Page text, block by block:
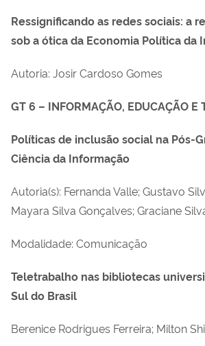
Ressignificando as redes sociais: a
sob a ótica da Economia Política da
Autoria: Josir Cardoso Gomes
GT 6 – INFORMAÇÃO, EDUCAÇÃO E
Políticas de inclusão social na Pós-
Ciência da Informação
Autoria(s): Fernanda Valle; Gustavo
Mayara Silva Gonçalves; Graciane
Modalidade: Comunicação
Teletrabalho nas bibliotecas
Sul do Brasil
Berenice Rodrigues Ferreira; Milton